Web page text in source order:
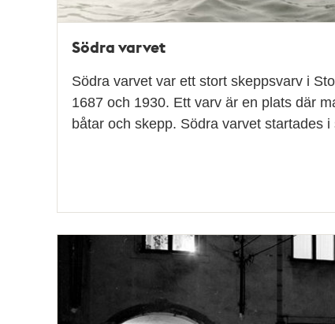
Södra varvet
Södra varvet var ett stort skeppsvarv i
1687 och 1930. Ett varv är en plats där
båtar och skepp. Södra varvet startades